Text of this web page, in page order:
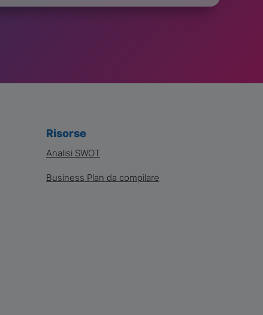
Risorse
Analisi SWOT
Business Plan da compilare